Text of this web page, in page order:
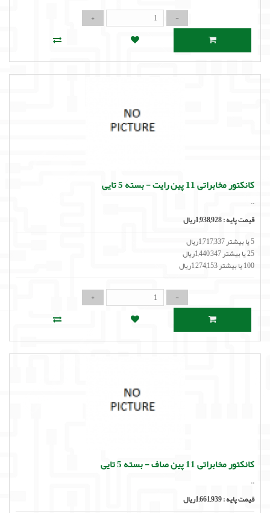
کانکتور مخابراتی 11 پین رایت - بسته 5 تایی
..
قیمت پایه :1,938,928ریال
5 یا بیشتر 1,717,337ریال
25 یا بیشتر 1,440,347ریال
100 یا بیشتر 1,274,153ریال
کانکتور مخابراتی 11 پین صاف - بسته 5 تایی
..
قیمت پایه :1,661,939ریال